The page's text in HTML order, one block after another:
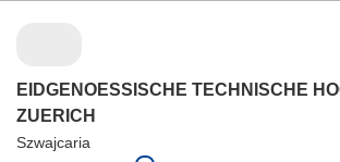
EIDGENOESSISCHE TECHNISCHE
ZUERICH
Szwajcaria